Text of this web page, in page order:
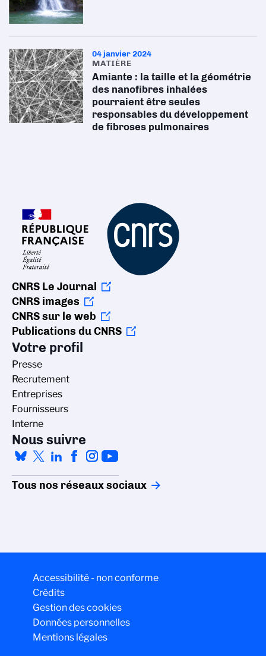
04 janvier 2024
MATIÈRE
Amiante : la taille et la géométrie
des nanofibres inhalées
pourraient être seules
responsables du développement
de fibroses pulmonaires
CNRS Le Journal
CNRS images
CNRS sur le web
Publications du CNRS
Votre profil
Presse
Recrutement
Entreprises
Fournisseurs
Interne
Nous suivre
Tous nos réseaux sociaux
Accessibilité - non conforme
Crédits
Gestion des cookies
Données personnelles
Mentions légales